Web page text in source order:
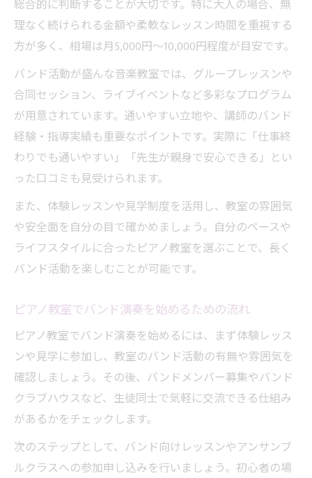
総合的に判断することが大切です。特に大人の場合、無
理なく続けられる金額や柔軟なレッスン時間を重視する
方が多く、相場は月5,000円〜10,000円程度が目安です。
バンド活動が盛んな音楽教室では、グループレッスンや
合同セッション、ライブイベントなど多彩なプログラム
が用意されています。通いやすい立地や、講師のバンド
経験・指導実績も重要なポイントです。実際に「仕事終
わりでも通いやすい」「先生が親身で安心できる」とい
った口コミも見受けられます。
また、体験レッスンや見学制度を活用し、教室の雰囲気
や安全面を自分の目で確かめましょう。自分のペースや
ライフスタイルに合ったピアノ教室を選ぶことで、長く
バンド活動を楽しむことが可能です。
ピアノ教室でバンド演奏を始めるための流れ
ピアノ教室でバンド演奏を始めるには、まず体験レッス
ンや見学に参加し、教室のバンド活動の有無や雰囲気を
確認しましょう。その後、バンドメンバー募集やバンド
クラブハウスなど、生徒同士で気軽に交流できる仕組み
があるかをチェックします。
次のステップとして、バンド向けレッスンやアンサンブ
ルクラスへの参加申し込みを行いましょう。初心者の場